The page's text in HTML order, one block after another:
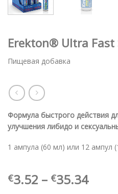
Erekton® Ultra Fast
Пищевая добавка
Формула быстрого действия
улучшения либидо и
1 ампула (60 мл) или 12 ампул
€3.52 – €35.34